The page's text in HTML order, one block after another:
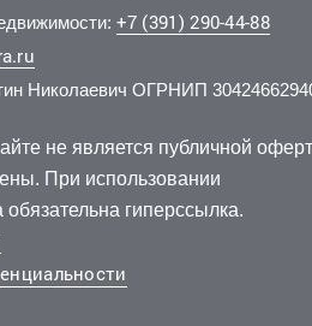
125 514 руб./м2
11 эт.из 16
улица 46
5 700
2-комн.
107 085 руб./м2
3 эт. из 5
улица 27б
4 500
2-комн.
+7 (391) 290-44-88
Николаевич ОГРНИП
не является публичной
При использовании
гиперссылка.